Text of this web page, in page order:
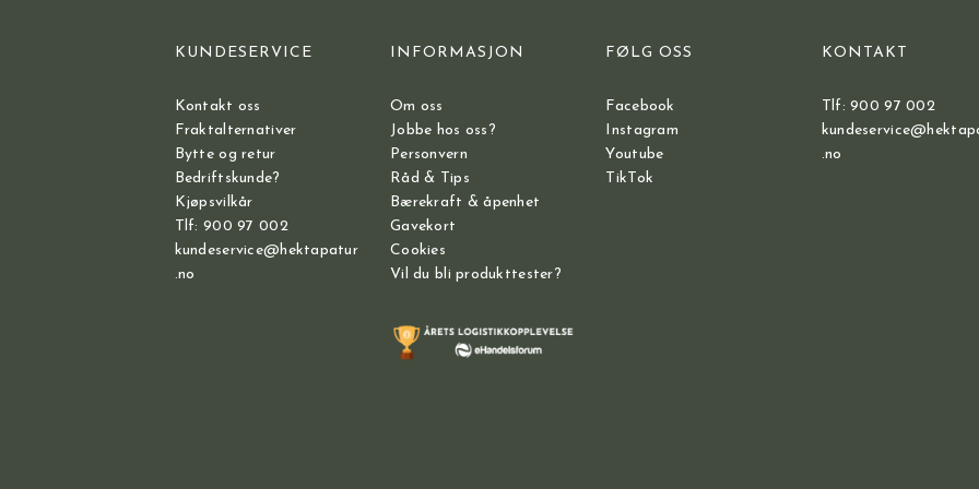
KUNDESERVICE
Kontakt oss
Fraktalternativer
Bytte og retur
Bedriftskunde?
Kjøpsvilkår
Tlf: 900 97 002
kundeservice@hektapatur
.no
INFORMASJON
Om oss
Jobbe hos oss?
Personvern
Råd & Tips
Bærekraft & åpenhet
Gavekort
Cookies
Vil du bli produkttester?
FØLG OSS
Facebook
Instagram
Youtube
TikTok
KONTAKT
Tlf: 900 97 002
.no